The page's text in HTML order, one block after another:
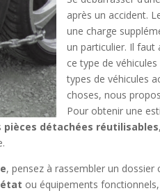
après un accident.
une charge
un particulier. Il faut
ce type de
types de véhicules
choses, nous
Pour obtenir une
pièces détachées réutilisables
, pensez à rassembler un dossier
état ou équipements